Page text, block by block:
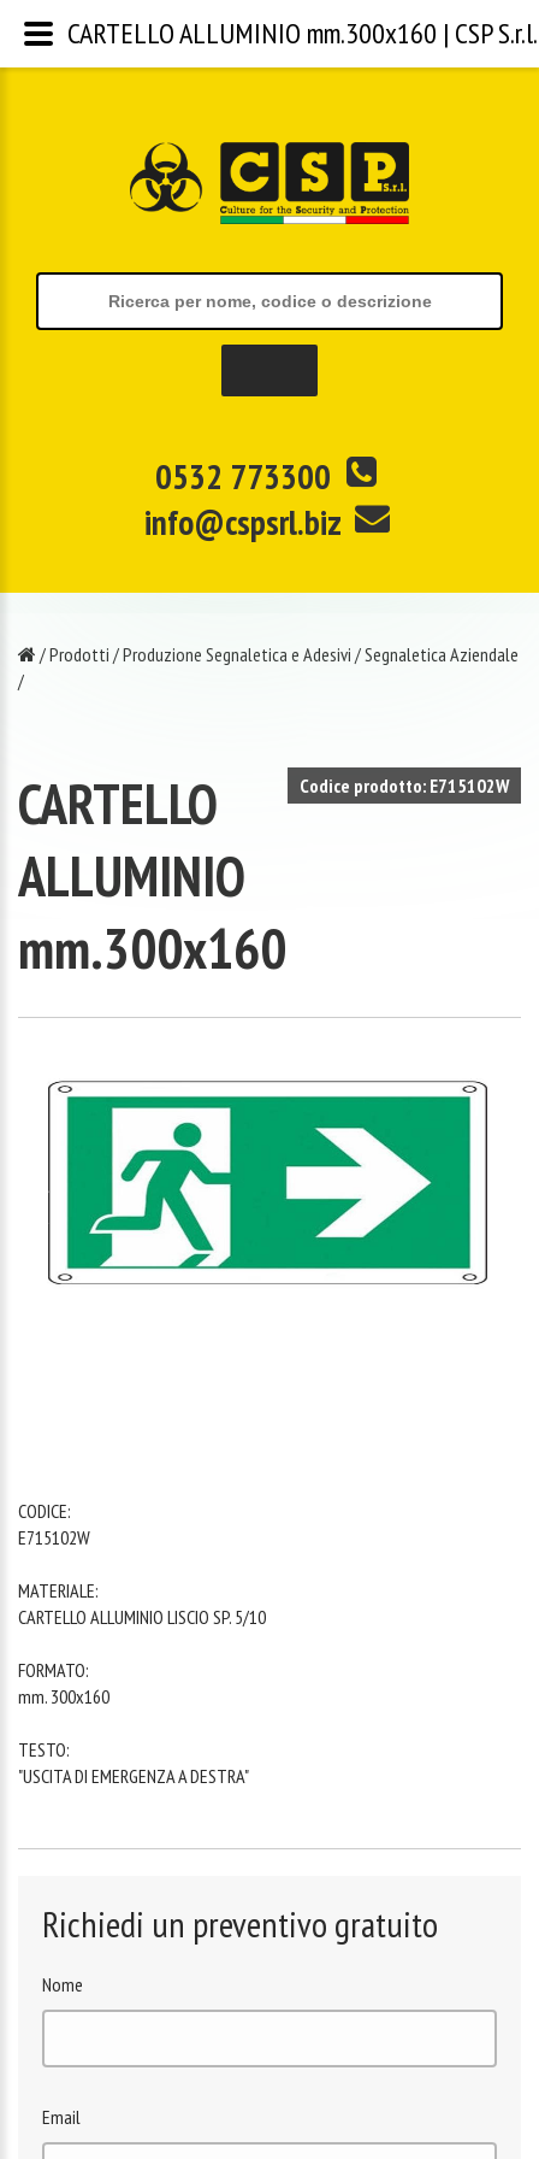
0532 773300
info@cspsrl.biz
/Prodotti /Produzione Segnaletica e Adesivi /Segnaletica Aziendale
/
Codice prodotto: E715102W
CARTELLO
ALLUMINIO
mm.300x160
CODICE:
E715102W
MATERIALE:
CARTELLO ALLUMINIO LISCIO SP. 5/10
FORMATO:
mm. 300x160
TESTO:
"USCITA DI EMERGENZA A DESTRA"
Richiedi un preventivo gratuito
Nome
Email
CARTELLO ALLUMINIO mm.300x160 | CSP S.r.l.